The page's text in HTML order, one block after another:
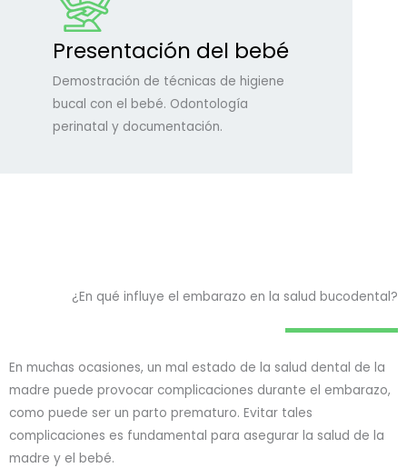
Presentación del bebé
Demostración de técnicas de higiene
bucal con el bebé. Odontología
perinatal y documentación.
¿En qué influye el embarazo en la salud bucodental?
En muchas ocasiones, un mal estado de la salud dental de la
madre puede provocar complicaciones durante el embarazo,
como puede ser un parto prematuro. Evitar tales
complicaciones es fundamental para asegurar la salud de la
madre y el bebé.